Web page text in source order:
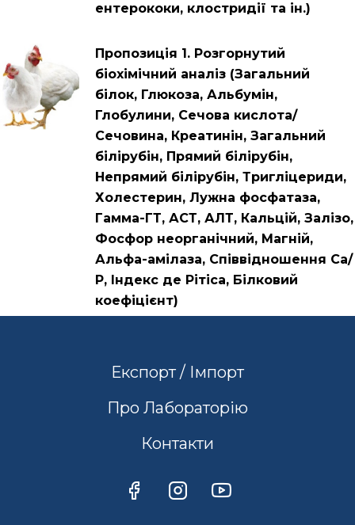
ентерококи, клостридії та ін.)
Пропозиція 1. Розгорнутий
біохімічний аналіз (Загальний
білок, Глюкоза, Альбумін,
Глобулини, Сечова кислота/
Сечовина, Креатинін, Загальний
білірубін, Прямий білірубін,
Непрямий білірубін, Тригліцериди,
Холестерин, Лужна фосфатаза,
Гамма-ГТ, АСТ, АЛТ, Кальцій, Залізо,
Фосфор неорганічний, Магній,
Альфа-амілаза, Співвідношення Са/
Р, Індекс де Рітіса, Білковий
коефіцієнт)
Експорт / Імпорт
Про Лабораторію
Контакти